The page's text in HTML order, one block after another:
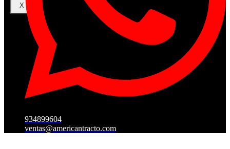
X
934899604
ventas@americantracto.com